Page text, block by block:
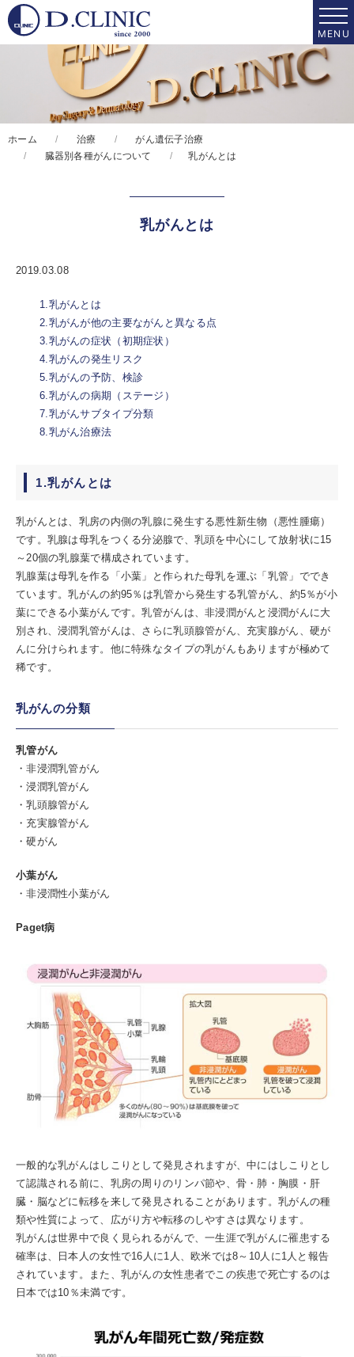
ホーム 治療
がん遺伝子治療
臓器別各種がんについて
乳がんとは
乳がんとは
2019.03.08
1.乳がんとは
2.乳がんが他の主要ながんと異なる点
3.乳がんの症状（初期症状）
4.乳がんの発生リスク
5.乳がんの予防、検診
6.乳がんの病期（ステージ）
7.乳がんサブタイプ分類
8.乳がん治療法
1.乳がんとは
乳がんとは、乳房の内側の乳腺に発生する悪性新生物（悪性腫瘍）
です。乳腺は母乳をつくる分泌腺で、乳頭を中心にして放射状に15
～20個の乳腺葉で構成されています。
乳腺葉は母乳を作る「小葉」と作られた母乳を運ぶ「乳管」ででき
ています。乳がんの約95％は乳管から発生する乳管がん、約5％が小
葉にできる小葉がんです。乳管がんは、非浸潤がんと浸潤がんに大
別され、浸潤乳管がんは、さらに乳頭腺管がん、充実腺がん、硬が
んに分けられます。他に特殊なタイプの乳がんもありますが極めて
稀です。
乳がんの分類
乳管がん
・非浸潤乳管がん
・浸潤乳管がん
・乳頭腺管がん
・充実腺管がん
・硬がん
小葉がん
・非浸潤性小葉がん
Paget病
一般的な乳がんはしこりとして発見されますが、中にはしこりとし
て認識される前に、乳房の周りのリンパ節や、骨・肺・胸膜・肝
臓・脳などに転移を来して発見されることがあります。乳がんの種
類や性質によって、広がり方や転移のしやすさは異なります。
乳がんは世界中で良く見られるがんで、一生涯で乳がんに罹患する
確率は、日本人の女性で16人に1人、欧米では8～10人に1人と報告
されています。また、乳がんの女性患者でこの疾患で死亡するのは
日本では10％未満です。